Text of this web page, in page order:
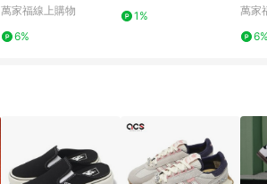
ature 女 運動休閒鞋
萬家福線上購物
6%
1%
萬家